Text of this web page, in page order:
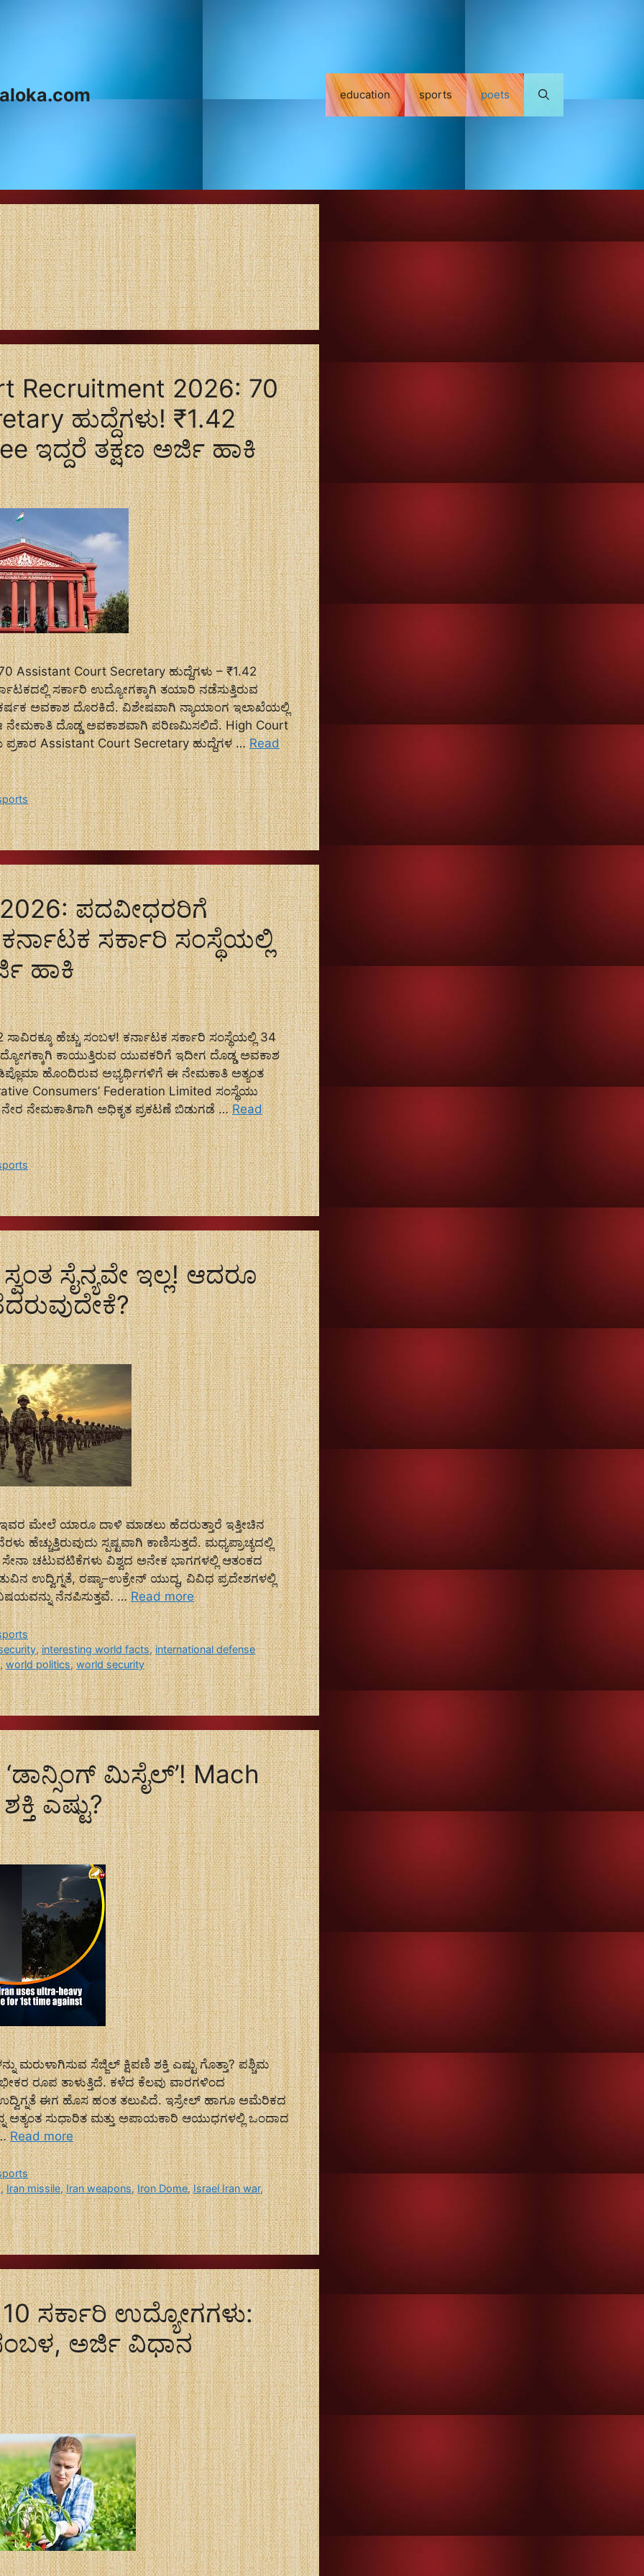
education sports poets
Recruitment 2026: 70
ಹುದ್ದೆಗಳು! ₹1.42
ಇದ್ದರೆ ತಕ್ಷಣ ಅರ್ಜಿ ಹಾಕಿ
Assistant Court Secretary ಹುದ್ದೆಗಳು – ₹1.42
ಸರ್ಕಾರಿ ಉದ್ಯೋಗಕ್ಕಾಗಿ ತಯಾರಿ ನಡೆಸುತ್ತಿರುವ
ಅವಕಾಶ ದೊರಕಿದೆ. ವಿಶೇಷವಾಗಿ ನ್ಯಾಯಾಂಗ ಇಲಾಖೆಯಲ್ಲಿ
ದೊಡ್ಡ ಅವಕಾಶವಾಗಿ ಪರಿಣಮಿಸಲಿದೆ. High Court
Assistant Court Secretary ಹುದ್ದೆಗಳ …Read
2026: ಪದವೀಧರರಿಗೆ
ಸರ್ಕಾರಿ ಸಂಸ್ಥೆಯಲ್ಲಿ
ಹಾಕಿ
ಹೆಚ್ಚು ಸಂಬಳ! ಕರ್ನಾಟಕ ಸರ್ಕಾರಿ ಸಂಸ್ಥೆಯಲ್ಲಿ 34
ಕಾಯುತ್ತಿರುವ ಯುವಕರಿಗೆ ಇದೀಗ ದೊಡ್ಡ ಅವಕಾಶ
ಹೊಂದಿರುವ ಅಭ್ಯರ್ಥಿಗಳಿಗೆ ಈ ನೇಮಕಾತಿ ಅತ್ಯಂತ
Consumers’ Federation Limited ಸಂಸ್ಥೆಯು
ನೇಮಕಾತಿಗಾಗಿ ಅಧಿಕೃತ ಪ್ರಕಟಣೆ ಬಿಡುಗಡೆ …Read
ಸೈನ್ಯವೇ ಇಲ್ಲ! ಆದರೂ
ಮೇಲೆ ಯಾರೂ ದಾಳಿ ಮಾಡಲು ಹೆದರುತ್ತಾರೆ ಇತ್ತೀಚಿನ
ಹೆಚ್ಚುತ್ತಿರುವುದು ಸ್ಪಷ್ಟವಾಗಿ ಕಾಣಿಸುತ್ತದೆ. ಮಧ್ಯಪ್ರಾಚ್ಯದಲ್ಲಿ
ಚಟುವಟಿಕೆಗಳು ವಿಶ್ವದ ಅನೇಕ ಭಾಗಗಳಲ್ಲಿ ಆತಂಕದ
ಉದ್ವಿಗ್ನತೆ, ರಷ್ಯಾ–ಉಕ್ರೇನ್ ಯುದ್ಧ, ವಿವಿಧ ಪ್ರದೇಶಗಳಲ್ಲಿ
ನೆನಪಿಸುತ್ತವೆ. …Read more
,interesting world facts,international defense
,world politics,world security
ಮಿಸೈಲ್’! Mach
ಎಷ್ಟು?
ಮರುಳಾಗಿಸುವ ಸೆಜ್ಜಿಲ್ ಕ್ಷಿಪಣಿ ಶಕ್ತಿ ಎಷ್ಟು ಗೊತ್ತಾ? ಪಶ್ಚಿಮ
ರೂಪ ತಾಳುತ್ತಿದೆ. ಕಳೆದ ಕೆಲವು ವಾರಗಳಿಂದ
ಈಗ ಹೊಸ ಹಂತ ತಲುಪಿದೆ. ಇಸ್ರೇಲ್ ಹಾಗೂ ಅಮೆರಿಕದ
ಅತ್ಯಂತ ಸುಧಾರಿತ ಮತ್ತು ಅಪಾಯಕಾರಿ ಆಯುಧಗಳಲ್ಲಿ ಒಂದಾದ
…Read more
,Iran missile,Iran weapons,Iron Dome,Israel Iran war,
ಸರ್ಕಾರಿ ಉದ್ಯೋಗಗಳು:
ಅರ್ಜಿ ವಿಧಾನ